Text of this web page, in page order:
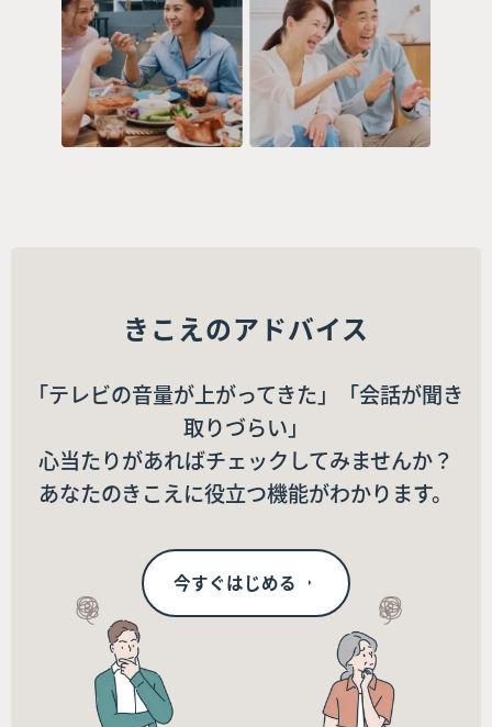
きこえのアドバイス
「テレビの音量が上がってきた」「会話が聞き
取りづらい」
心当たりがあればチェックしてみませんか？
あなたのきこえに役立つ機能がわかります。
今すぐはじめる